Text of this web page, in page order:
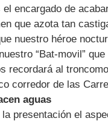
encargado de
que azota tan
nuestro héroe
“Bat-movil”
recordará al
corredor de las
aguas
presentación el